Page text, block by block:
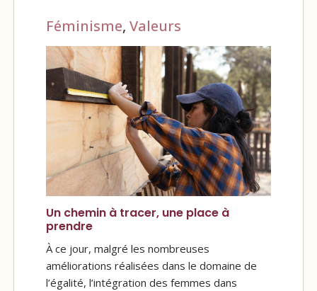
Féminisme, Valeurs
Un chemin à tracer, une place à
prendre
À ce jour, malgré les nombreuses
améliorations réalisées dans le domaine de
l’égalité, l’intégration des femmes dans